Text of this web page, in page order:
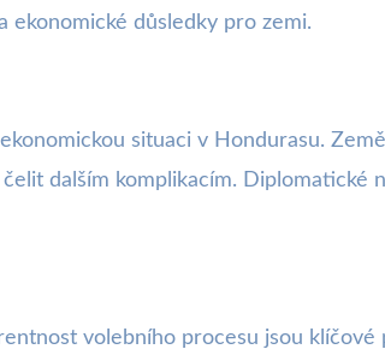
ekonomické důsledky pro zemi.
situaci v Hondurasu.
dalším komplikacím. Diplomatické
volebního procesu jsou klíčové